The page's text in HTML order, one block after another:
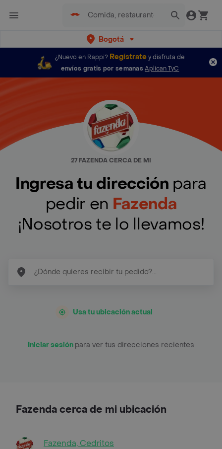
Bogotá
¿Nuevo en Rappi? Regístratey disfruta de
envíos gratis por semanas Aplican TyC
27 FAZENDA CERCA DE MI
Ingresa tu dirección para
pedir en Fazenda
¡Nosotros te lo llevamos!
Usa tu ubicación actual
Iniciar sesión para ver tus direcciones recientes
Fazenda cerca de mi ubicación
Fazenda, Cedritos